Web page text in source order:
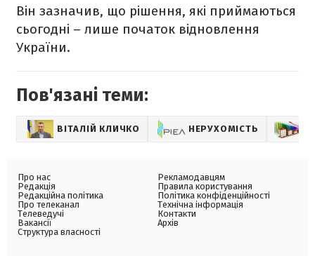
Він зазначив, що рішення, які приймаються
сьогодні – лише початок відновлення
України.
Пов'язані теми:
ВІТАЛІЙ КЛИЧКО НЕРУХОМІСТЬ
Про нас
Редакція
Редакційна політика
Про телеканал
Телеведучі
Вакансії
Структура власності
Рекламодавцям
Правила користування
Політика конфіденційності
Технічна інформація
Контакти
Архів